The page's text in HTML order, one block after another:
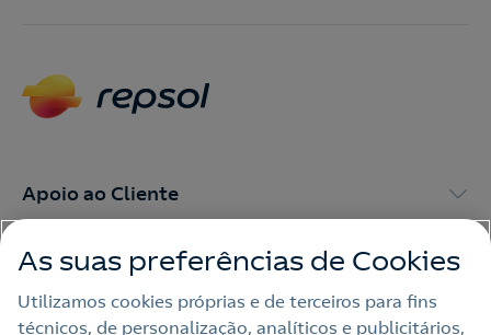
Apoio ao Cliente
My Repsol
Outras Energias
As suas preferências de Cookies
Utilizamos cookies próprias e de terceiros para fins
técnicos, de personalização, analíticos e publicitários,